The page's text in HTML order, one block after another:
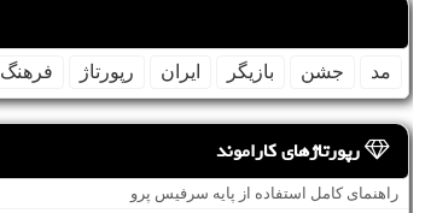
مد جشن بازیگر ایران رپورتاژ فرهنگ
رپورتاژهای کاراموند
راهنمای کامل استفاده از پایه سرفیس پرو